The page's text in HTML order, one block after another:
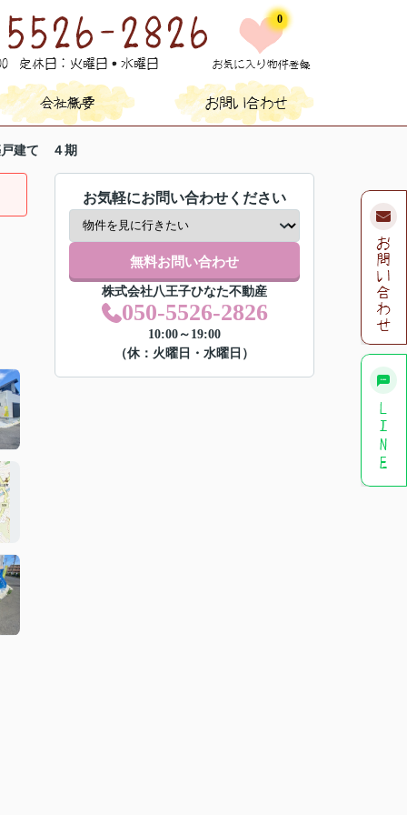
0
建て ４期
お気軽にお問い合わせください
無料お問い合わせ
株式会社八王子ひなた不動産
050-5526-2826
10:00～19:00
（休：火曜日・水曜日）